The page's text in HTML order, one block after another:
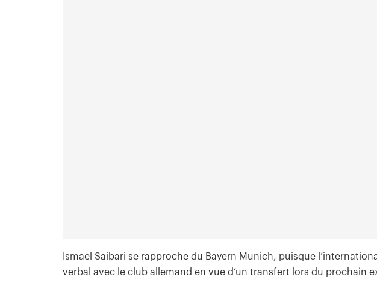
Ismael Saibari se rapproche du Bayern Munich, puisque
verbal avec le club allemand en vue d’un transfert lors du prochain